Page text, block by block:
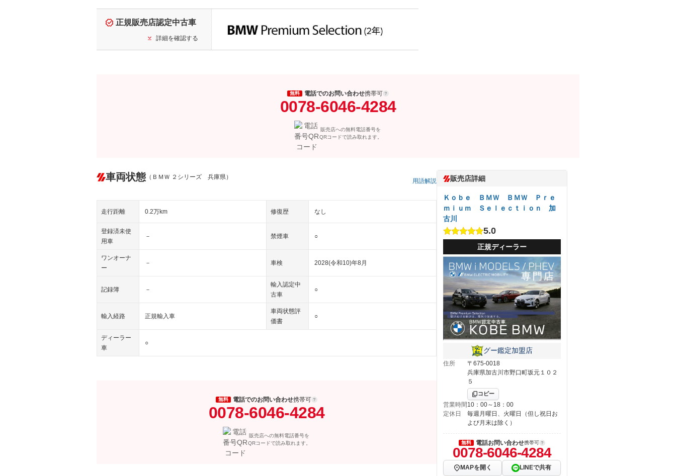
正規販売店認定中古車
詳細を確認する
無料 電話でのお問い合わせ携帯可
0078-6046-4284
販売店への無料電話番号を
QRコードで読み取れます。
車両状態 （ＢＭＷ ２シリーズ 兵庫県）
用語解説
走行距離 0.2万km 修復歴 なし
登録済未使
用車
－ 禁煙車 ○
ワンオーナ
ー
－ 車検 2028(令和10)年8月
記録簿 －
輸入認定中
古車
○
輸入経路 正規輸入車
車両状態評
価書
○
ディーラー
車
○
無料 電話でのお問い合わせ携帯可
0078-6046-4284
販売店への無料電話番号を
QRコードで読み取れます。
販売店詳細
Ｋｏｂｅ ＢＭＷ ＢＭＷ Ｐｒｅ
ｍｉｕｍ Ｓｅｌｅｃｔｉｏｎ 加
古川
5.0
正規ディーラー
グー鑑定加盟店
住所
〒675-0018
兵庫県加古川市野口町坂元１０２
５
コピー
営業時間10：00～18：00
定休日
毎週月曜日、火曜日（但し祝日お
よび月末は除く）
無料 電話お問い合わせ携帯可
0078-6046-4284
MAPを開く
LINEで共有